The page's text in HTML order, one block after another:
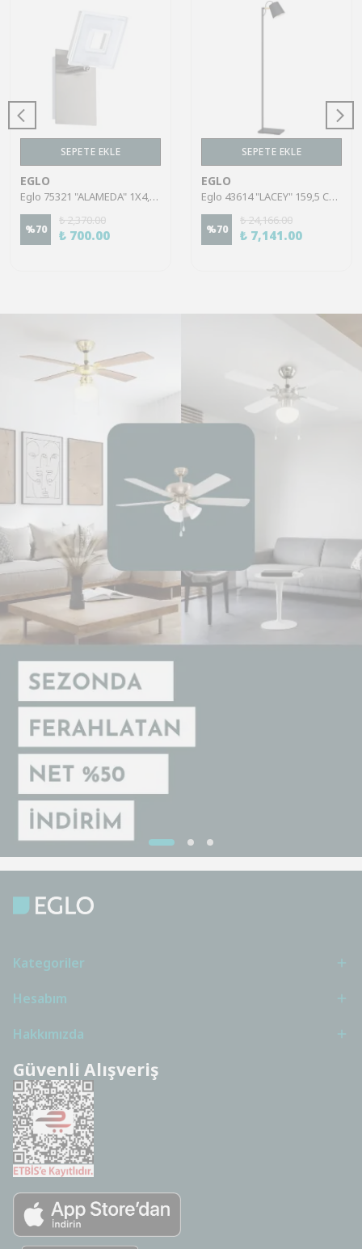
SEPETE EKLE
EGLO
Eglo 75321 "ALAMEDA" 1X4,5W Çelik Nikel Mat Sıva Üstü Spot
%70
₺ 2,370.00
₺ 700.00
SEPETE EKLE
EGLO
Eglo 43614 "LACEY" 159,5 Cm Yüksekliğinde Çelik, Ahşap Köşe Lambası Lambader
%70
₺ 24,166.00
₺ 7,141.00
Kategoriler
Hesabım
Hakkımızda
Güvenli Alışveriş